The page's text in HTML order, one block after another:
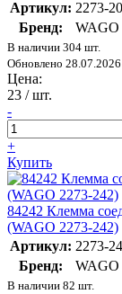
Артикул: 2273-
Бренд:
WAGO
В наличии 304 шт.
Обновлено 28.07.2026
Цена:
23 / шт.
-
+
Купить
84242 Клемма
(WAGO 2273-242)
Артикул: 2273-
Бренд:
WAGO
В наличии 82 шт.